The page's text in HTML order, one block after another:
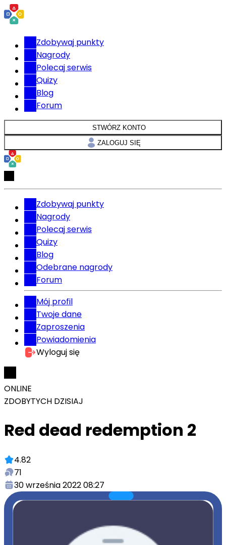
Zdobywaj punkty
Nagrody
Polecaj serwis
Quizy
Blog
Forum
STWÓRZ KONTO
ZALOGUJ SIĘ
Zdobywaj punkty
Nagrody
Polecaj serwis
Quizy
Blog
Odebrane nagrody
Forum
Mój profil
Twoje dane
Zaproszenia
Powiadomienia
Wyloguj się
ONLINE
ZDOBYTYCH DZISIAJ
Red dead redemption 2
4.82
71
30 września 2022 08:27